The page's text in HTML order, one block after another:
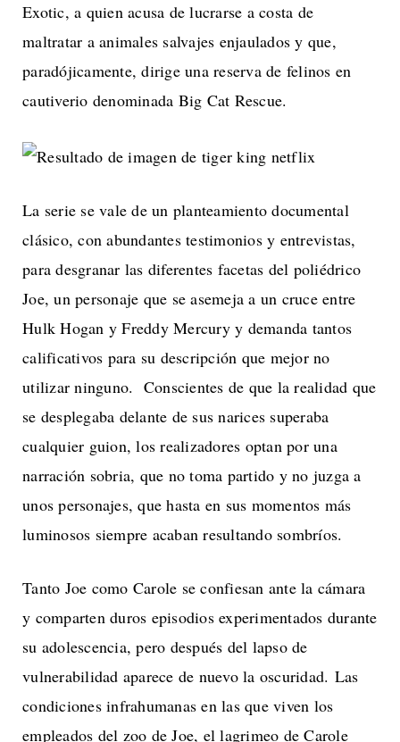
Exotic, a quien acusa de lucrarse a costa de
maltratar a animales salvajes enjaulados y que,
paradójicamente, dirige una reserva de felinos en
cautiverio denominada Big Cat Rescue.
La serie se vale de un planteamiento documental
clásico, con abundantes testimonios y entrevistas,
para desgranar las diferentes facetas del poliédrico
Joe, un personaje que se asemeja a un cruce entre
Hulk Hogan y Freddy Mercury y demanda tantos
calificativos para su descripción que mejor no
utilizar ninguno. Conscientes de que la realidad que
se desplegaba delante de sus narices superaba
cualquier guion, los realizadores optan por una
narración sobria, que no toma partido y no juzga a
unos personajes, que hasta en sus momentos más
luminosos siempre acaban resultando sombríos.
Tanto Joe como Carole se confiesan ante la cámara
y comparten duros episodios experimentados durante
su adolescencia, pero después del lapso de
vulnerabilidad aparece de nuevo la oscuridad. Las
condiciones infrahumanas en las que viven los
empleados del zoo de Joe, el lagrimeo de Carole